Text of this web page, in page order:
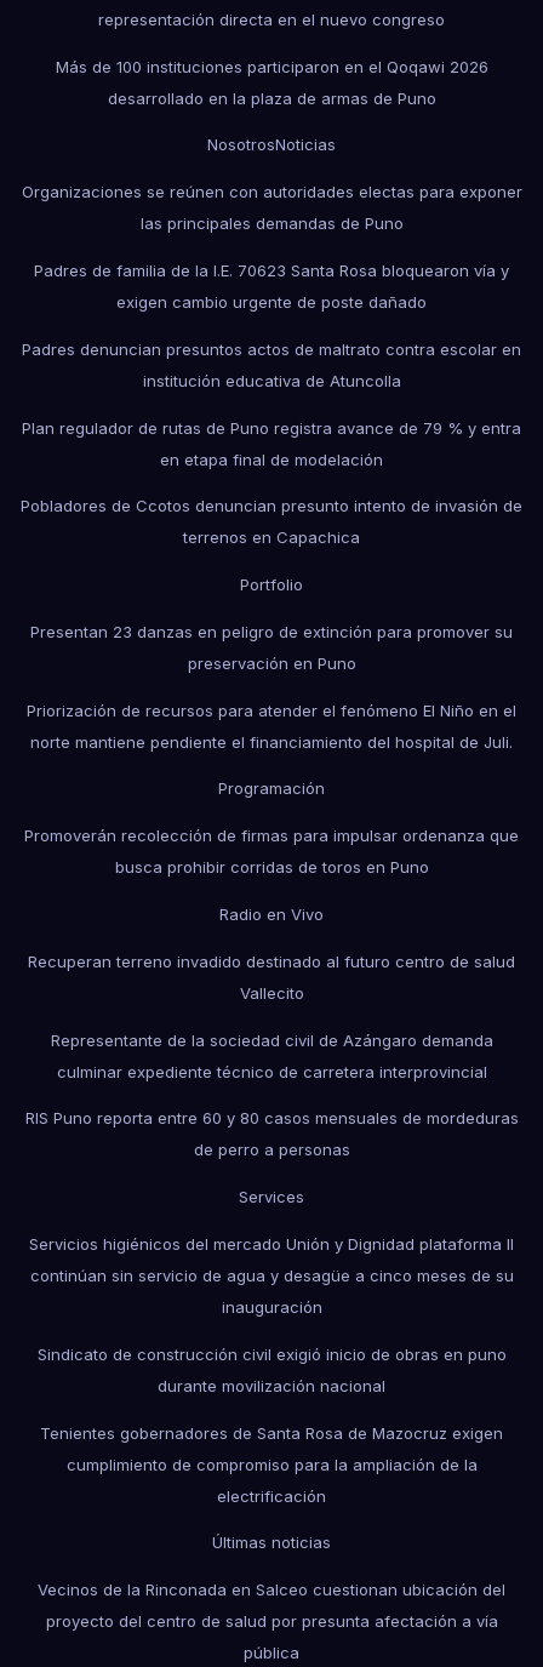
representación directa en el nuevo congreso
Más de 100 instituciones participaron en el Qoqawi 2026
desarrollado en la plaza de armas de Puno
NosotrosNoticias
Organizaciones se reúnen con autoridades electas para exponer
las principales demandas de Puno
Padres de familia de la I.E. 70623 Santa Rosa bloquearon vía y
exigen cambio urgente de poste dañado
Padres denuncian presuntos actos de maltrato contra escolar en
institución educativa de Atuncolla
Plan regulador de rutas de Puno registra avance de 79 % y entra
en etapa final de modelación
Pobladores de Ccotos denuncian presunto intento de invasión de
terrenos en Capachica
Portfolio
Presentan 23 danzas en peligro de extinción para promover su
preservación en Puno
Priorización de recursos para atender el fenómeno El Niño en el
norte mantiene pendiente el financiamiento del hospital de Juli.
Programación
Promoverán recolección de firmas para impulsar ordenanza que
busca prohibir corridas de toros en Puno
Radio en Vivo
Recuperan terreno invadido destinado al futuro centro de salud
Vallecito
Representante de la sociedad civil de Azángaro demanda
culminar expediente técnico de carretera interprovincial
RIS Puno reporta entre 60 y 80 casos mensuales de mordeduras
de perro a personas
Services
Servicios higiénicos del mercado Unión y Dignidad plataforma II
continúan sin servicio de agua y desagüe a cinco meses de su
inauguración
Sindicato de construcción civil exigió inicio de obras en puno
durante movilización nacional
Tenientes gobernadores de Santa Rosa de Mazocruz exigen
cumplimiento de compromiso para la ampliación de la
electrificación
Últimas noticias
Vecinos de la Rinconada en Salceo cuestionan ubicación del
proyecto del centro de salud por presunta afectación a vía
pública